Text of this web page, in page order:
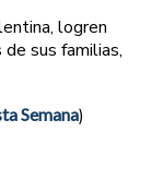
logren
sus familias,
Semana)